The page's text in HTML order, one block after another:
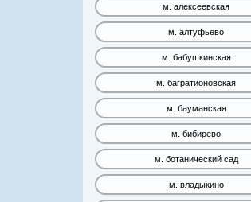
м. алексеевская
м. алтуфьево
м. бабушкинская
м. багратионовская
м. бауманская
м. бибирево
м. ботанический сад
м. владыкино